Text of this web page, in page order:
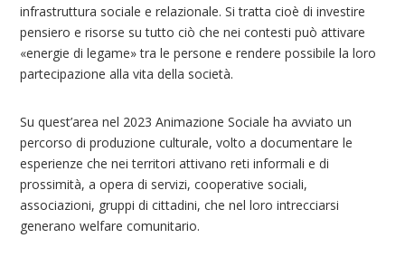
infrastruttura sociale e relazionale. Si tratta cioè di investire
pensiero e risorse su tutto ciò che nei contesti può attivare
«energie di legame» tra le persone e rendere possibile la loro
partecipazione alla vita della società.
Su quest’area nel 2023 Animazione Sociale ha avviato un
percorso di produzione culturale, volto a documentare le
esperienze che nei territori attivano reti informali e di
prossimità, a opera di servizi, cooperative sociali,
associazioni, gruppi di cittadini, che nel loro intrecciarsi
generano welfare comunitario.